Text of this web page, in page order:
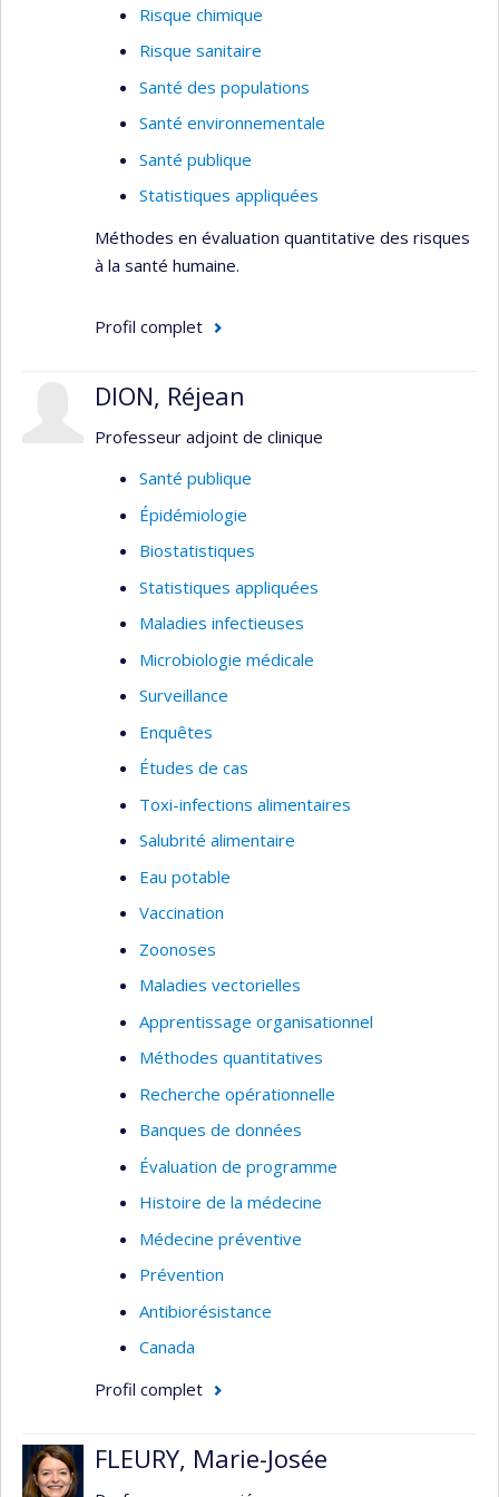
Risque chimique
Risque sanitaire
Santé des populations
Santé environnementale
Santé publique
Statistiques appliquées
Méthodes en évaluation quantitative des risques
à la santé humaine.
Profil complet
DION, Réjean
Professeur adjoint de clinique
Santé publique
Épidémiologie
Biostatistiques
Statistiques appliquées
Maladies infectieuses
Microbiologie médicale
Surveillance
Enquêtes
Études de cas
Toxi-infections alimentaires
Salubrité alimentaire
Eau potable
Vaccination
Zoonoses
Maladies vectorielles
Apprentissage organisationnel
Méthodes quantitatives
Recherche opérationnelle
Banques de données
Évaluation de programme
Histoire de la médecine
Médecine préventive
Prévention
Antibiorésistance
Canada
Profil complet
FLEURY, Marie-Josée